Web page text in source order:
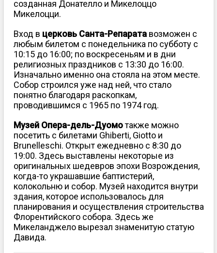
созданная Донателло и Микелоццо
Микелоцци.
Вход в церковь Санта-Репаратавозможен с
любым билетом с понедельника по субботу с
10:15 до 16:00; по воскресеньям и в дни
религиозных праздников с 13:30 до 16:00.
Изначально именно она стояла на этом месте.
Собор строился уже над ней, что стало
понятно благодаря раскопкам,
проводившимся с 1965 по 1974 год.
Музей Опера-дель-Дуомотакже можно
посетить с билетами Ghiberti, Giotto и
Brunelleschi. Открыт ежедневно с 8:30 до
19:00. Здесь выставлены некоторые из
оригинальных шедевров эпохи Возрождения,
когда-то украшавшие баптистерий,
колокольню и собор. Музей находится внутри
здания, которое использовалось для
планирования и осуществления строительства
Флорентийского собора. Здесь же
Микеланджело вырезал знаменитую статую
Давида.